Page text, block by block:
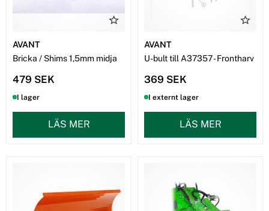
AVANT
Bricka / Shims 1,5mm midja
479 SEK
I lager
LÄS MER
AVANT
U-bult till A37357 - Frontharv
369 SEK
I externt lager
LÄS MER